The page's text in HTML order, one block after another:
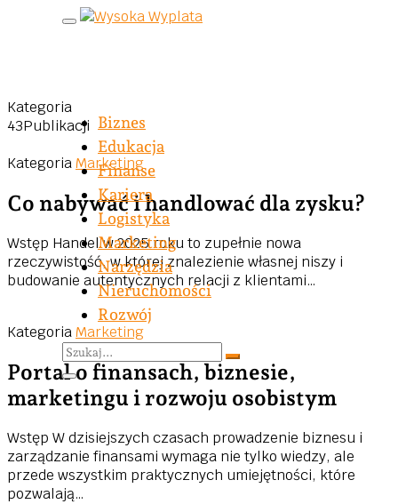
Skip to content
Biznes
Edukacja
Finanse
Kariera
Logistyka
Marketing
Narzędzia
Nieruchomości
Rozwój
Kategoria
43Publikacji
KategoriaMarketing
Co nabywać i handlować dla zysku?
Wstęp Handel w 2025 roku to zupełnie nowa
rzeczywistość, w której znalezienie własnej niszy i
budowanie autentycznych relacji z klientami…
KategoriaMarketing
Portal o finansach, biznesie,
marketingu i rozwoju osobistym
Wstęp W dzisiejszych czasach prowadzenie biznesu i
zarządzanie finansami wymaga nie tylko wiedzy, ale
przede wszystkim praktycznych umiejętności, które
pozwalają…